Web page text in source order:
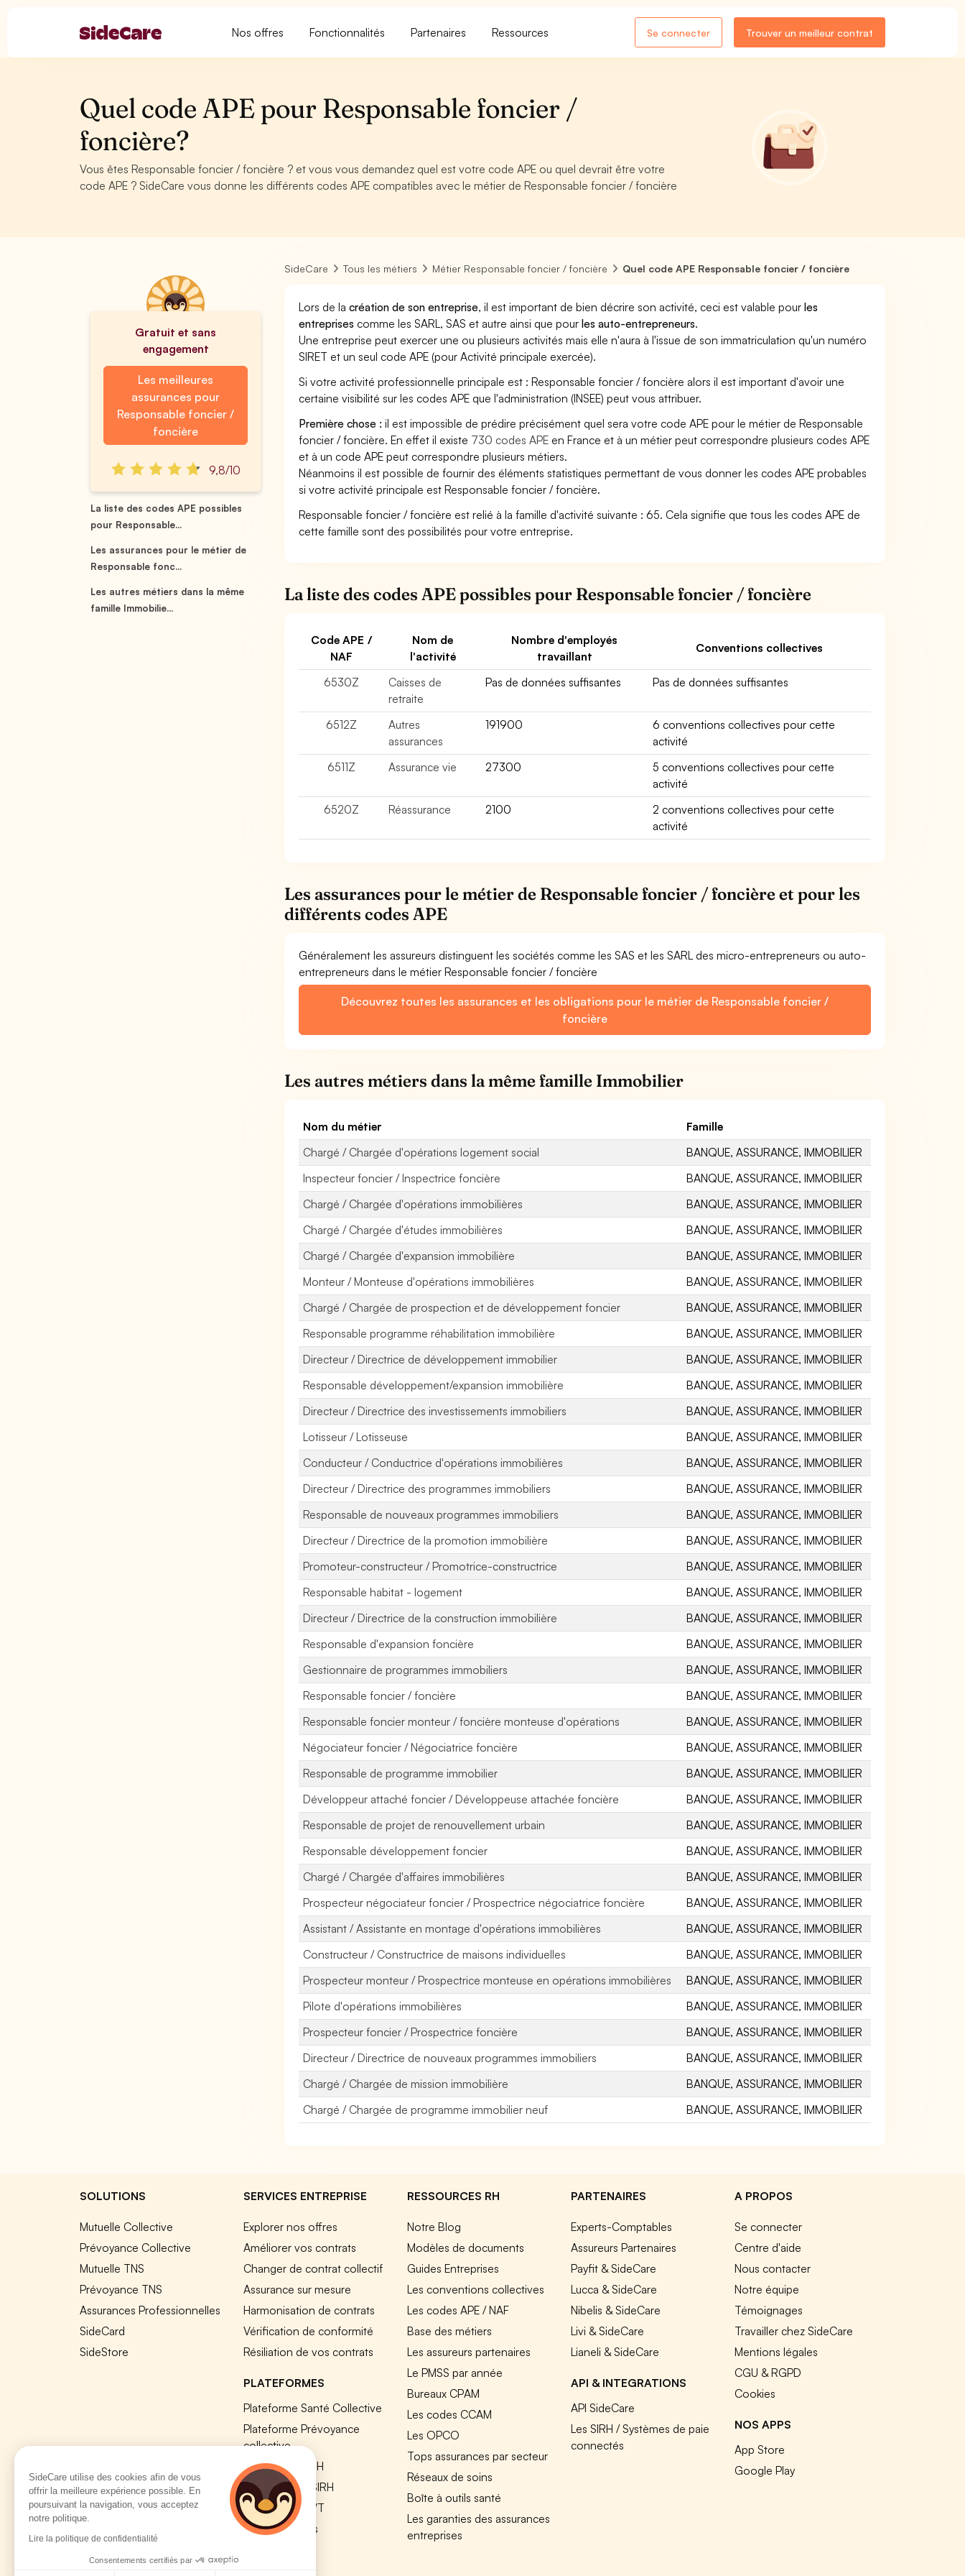
Nos offres Fonctionnalités Partenaires Ressources Se connecter Trouver un meilleur contrat
Quel code APE pour Responsable foncier /
foncière?
Vous êtes Responsable foncier / foncière ? et vous vous demandez quel est votre code APE ou quel devrait être votre
code APE ? SideCare vous donne les différents codes APE compatibles avec le métier de Responsable foncier / foncière
Gratuit et sans
engagement
Les meilleures
assurances pour
Responsable foncier /
foncière
9,8/10
La liste des codes APE possibles
pour Responsable...
Les assurances pour le métier de
Responsable fonc...
Les autres métiers dans la même
famille Immobilie...
SideCare Tous les métiers Métier Responsable foncier / foncière Quel code APE Responsable foncier / foncière
Lors de lacréation de son entreprise, il est important de bien décrire son activité, ceci est valable pourles
entreprises comme les SARL, SAS et autre ainsi que pourles auto-entrepreneurs.
Une entreprise peut exercer une ou plusieurs activités mais elle n'aura à l'issue de son immatriculation qu'un numéro
SIRET et un seul code APE (pour Activité principale exercée).
Si votre activité professionnelle principale est : Responsable foncier / foncière alors il est important d'avoir une
certaine visibilité sur les codes APE que l'administration (INSEE) peut vous attribuer.
Première chose : il est impossible de prédire précisément quel sera votre code APE pour le métier de Responsable
foncier / foncière. En effet il existe 730 codes APE en France et à un métier peut correspondre plusieurs codes APE
et à un code APE peut correspondre plusieurs métiers.
Néanmoins il est possible de fournir des éléments statistiques permettant de vous donner les codes APE probables
si votre activité principale est Responsable foncier / foncière.
Responsable foncier / foncière est relié à la famille d'activité suivante : 65. Cela signifie que tous les codes APE de
cette famille sont des possibilités pour votre entreprise.
La liste des codes APE possibles pour Responsable foncier / foncière
Code APE /
NAF
Nom de
l'activité
Nombre d'employés
travaillant
Conventions collectives
6530Z
Caisses de
retraite
Pas de données suffisantes Pas de données suffisantes
6512Z
Autres
assurances
191900
6 conventions collectives pour cette
activité
6511Z
Assurance vie 27300
5 conventions collectives pour cette
activité
6520Z
Réassurance 2100
2 conventions collectives pour cette
activité
Les assurances pour le métier de Responsable foncier / foncière et pour les
différents codes APE
Généralement les assureurs distinguent les sociétés comme les SAS et les SARL des micro-entrepreneurs ou auto-
entrepreneurs dans le métier Responsable foncier / foncière
Découvrez toutes les assurances et les obligations pour le métier de Responsable foncier /
foncière
Les autres métiers dans la même famille Immobilier
Nom du métier
Famille
Chargé / Chargée d'opérations logement social
BANQUE, ASSURANCE, IMMOBILIER
Inspecteur foncier / Inspectrice foncière
BANQUE, ASSURANCE, IMMOBILIER
Chargé / Chargée d'opérations immobilières
BANQUE, ASSURANCE, IMMOBILIER
Chargé / Chargée d'études immobilières
BANQUE, ASSURANCE, IMMOBILIER
Chargé / Chargée d'expansion immobilière
BANQUE, ASSURANCE, IMMOBILIER
Monteur / Monteuse d'opérations immobilières
BANQUE, ASSURANCE, IMMOBILIER
Chargé / Chargée de prospection et de développement foncier
BANQUE, ASSURANCE, IMMOBILIER
Responsable programme réhabilitation immobilière
BANQUE, ASSURANCE, IMMOBILIER
Directeur / Directrice de développement immobilier
BANQUE, ASSURANCE, IMMOBILIER
Responsable développement/expansion immobilière
BANQUE, ASSURANCE, IMMOBILIER
Directeur / Directrice des investissements immobiliers
BANQUE, ASSURANCE, IMMOBILIER
Lotisseur / Lotisseuse
BANQUE, ASSURANCE, IMMOBILIER
Conducteur / Conductrice d'opérations immobilières
BANQUE, ASSURANCE, IMMOBILIER
Directeur / Directrice des programmes immobiliers
BANQUE, ASSURANCE, IMMOBILIER
Responsable de nouveaux programmes immobiliers
BANQUE, ASSURANCE, IMMOBILIER
Directeur / Directrice de la promotion immobilière
BANQUE, ASSURANCE, IMMOBILIER
Promoteur-constructeur / Promotrice-constructrice
BANQUE, ASSURANCE, IMMOBILIER
Responsable habitat - logement
BANQUE, ASSURANCE, IMMOBILIER
Directeur / Directrice de la construction immobilière
BANQUE, ASSURANCE, IMMOBILIER
Responsable d'expansion foncière
BANQUE, ASSURANCE, IMMOBILIER
Gestionnaire de programmes immobiliers
BANQUE, ASSURANCE, IMMOBILIER
Responsable foncier / foncière
BANQUE, ASSURANCE, IMMOBILIER
Responsable foncier monteur / foncière monteuse d'opérations
BANQUE, ASSURANCE, IMMOBILIER
Négociateur foncier / Négociatrice foncière
BANQUE, ASSURANCE, IMMOBILIER
Responsable de programme immobilier
BANQUE, ASSURANCE, IMMOBILIER
Développeur attaché foncier / Développeuse attachée foncière
BANQUE, ASSURANCE, IMMOBILIER
Responsable de projet de renouvellement urbain
BANQUE, ASSURANCE, IMMOBILIER
Responsable développement foncier
BANQUE, ASSURANCE, IMMOBILIER
Chargé / Chargée d'affaires immobilières
BANQUE, ASSURANCE, IMMOBILIER
Prospecteur négociateur foncier / Prospectrice négociatrice foncière
BANQUE, ASSURANCE, IMMOBILIER
Assistant / Assistante en montage d'opérations immobilières
BANQUE, ASSURANCE, IMMOBILIER
Constructeur / Constructrice de maisons individuelles
BANQUE, ASSURANCE, IMMOBILIER
Prospecteur monteur / Prospectrice monteuse en opérations immobilières
BANQUE, ASSURANCE, IMMOBILIER
Pilote d'opérations immobilières
BANQUE, ASSURANCE, IMMOBILIER
Prospecteur foncier / Prospectrice foncière
BANQUE, ASSURANCE, IMMOBILIER
Directeur / Directrice de nouveaux programmes immobiliers
BANQUE, ASSURANCE, IMMOBILIER
Chargé / Chargée de mission immobilière
BANQUE, ASSURANCE, IMMOBILIER
Chargé / Chargée de programme immobilier neuf
BANQUE, ASSURANCE, IMMOBILIER
SOLUTIONS
Mutuelle Collective
Prévoyance Collective
Mutuelle TNS
Prévoyance TNS
Assurances Professionnelles
SideCard
SideStore
SERVICES ENTREPRISE
Explorer nos offres
Améliorer vos contrats
Changer de contrat collectif
Assurance sur mesure
Harmonisation de contrats
Vérification de conformité
Résiliation de vos contrats
PLATEFORMES
Plateforme Santé Collective
Plateforme Prévoyance
collective
Plateforme SIRH
Nos modules SIRH
Plateforme QVT
Tous nos outils
RESSOURCES RH
Notre Blog
Modèles de documents
Guides Entreprises
Les conventions collectives
Les codes APE / NAF
Base des métiers
Les assureurs partenaires
Le PMSS par année
Bureaux CPAM
Les codes CCAM
Les OPCO
Tops assurances par secteur
Réseaux de soins
Boîte à outils santé
Les garanties des assurances
entreprises
PARTENAIRES
Experts-Comptables
Assureurs Partenaires
Payfit & SideCare
Lucca & SideCare
Nibelis & SideCare
Livi & SideCare
Lianeli & SideCare
API & INTEGRATIONS
API SideCare
Les SIRH / Systèmes de paie
connectés
A PROPOS
Se connecter
Centre d'aide
Nous contacter
Notre équipe
Témoignages
Travailler chez SideCare
Mentions légales
CGU & RGPD
Cookies
NOS APPS
App Store
Google Play
SideCare utilise des cookies afin de vous
offrir la meilleure expérience possible. En
poursuivant la navigation, vous acceptez
notre politique.
Lire la politique de confidentialité
Consentements certifiés par